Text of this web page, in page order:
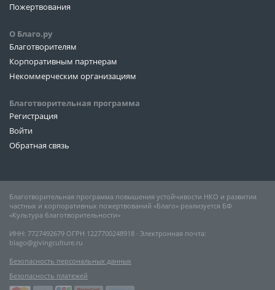
Пожертвования
О Благо.ру
Благотворителям
Корпоративным партнерам
Некоммерческим организациям
Благотворительная программа
Регистрация
Войти
Обратная связь
Благотворительная программа повышения устойчивости НКО и развития
частных и корпоративных пожертвований «Благо» реализуется БФ
«Культура благотворительности»
ИНН: 7727492679 ОГРН 1227700248918 ∙ Электронная почта:
blago@givingculture.ru
Безопасность персональных данных
Безопасность платежей